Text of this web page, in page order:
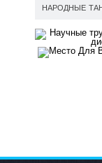
НАРОДНЫЕ